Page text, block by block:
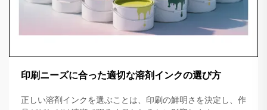
印刷ニーズに合った適切な溶剤インクの選び方
正しい溶剤インクを選ぶことは、印刷の鮮明さを決定し、作